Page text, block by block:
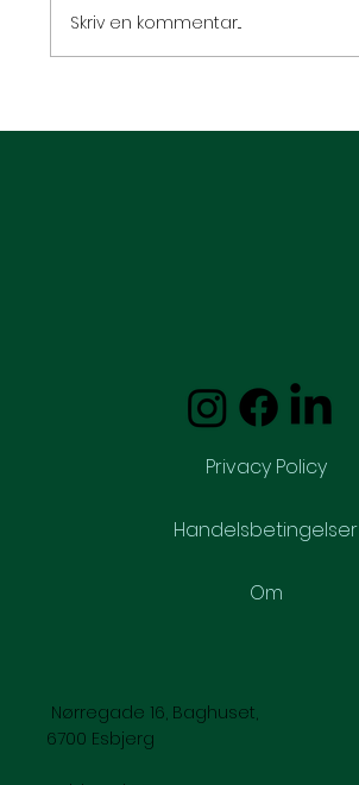
Skriv en kommentar...
Nørregade 16, Baghuset,
6700 Esbjerg
Privacy Policy
Handelsbetingelser
Om